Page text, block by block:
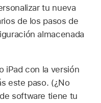
tu nueva
de los pasos de
almacenada
iPad con la versión
este paso. (¿No
software tiene tu